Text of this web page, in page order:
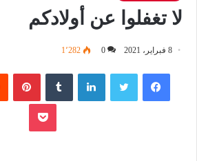
لا تغفلوا عن أولادكم
8 فبراير، 2021 0 1٬282
فيسبوك تويتر لينكدإن بينتيريست
بوكيت